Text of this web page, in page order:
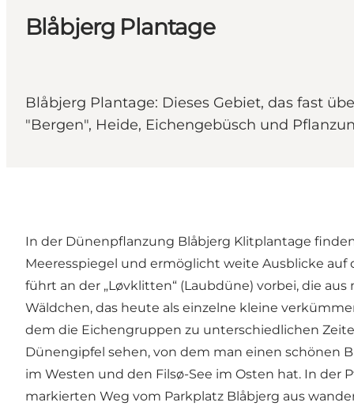
Blåbjerg Plantage
Blåbjerg Plantage: Dieses Gebiet, das fast
"Bergen", Heide, Eichengebüsch und
In der Dünenpflanzung Blåbjerg Klitplantage
Meeresspiegel und ermöglicht weite Ausblicke
führt an der „Løvklitten“ (Laubdüne) vorbei, die
Wäldchen, das heute als einzelne kleine
dem die Eichengruppen zu unterschiedlichen
Dünengipfel sehen, von dem man einen schönen
im Westen und den Filsø-See im Osten hat. In der
markierten Weg vom Parkplatz Blåbjerg aus